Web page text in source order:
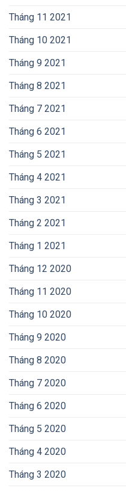
Tháng 11 2021
Tháng 10 2021
Tháng 9 2021
Tháng 8 2021
Tháng 7 2021
Tháng 6 2021
Tháng 5 2021
Tháng 4 2021
Tháng 3 2021
Tháng 2 2021
Tháng 1 2021
Tháng 12 2020
Tháng 11 2020
Tháng 10 2020
Tháng 9 2020
Tháng 8 2020
Tháng 7 2020
Tháng 6 2020
Tháng 5 2020
Tháng 4 2020
Tháng 3 2020